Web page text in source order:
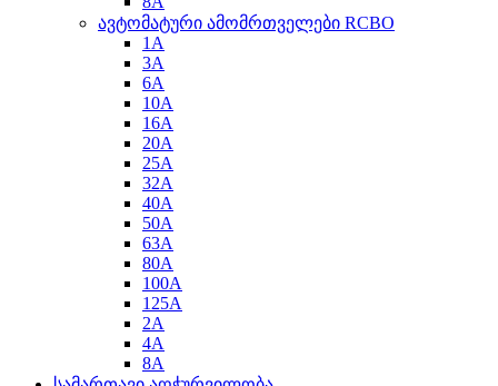
ავტომატური ამომრთველები RCBO
1A
3A
6A
10A
16A
20A
25A
32A
40A
50A
63A
80A
100A
125A
2A
4A
8A